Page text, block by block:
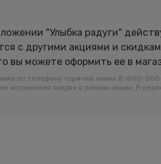
"Улыбка радуги"
с другими акциями и
вы можете оформить ее в
по телефону горячей линии 8-800-
возможная скидка в рамках акции, В